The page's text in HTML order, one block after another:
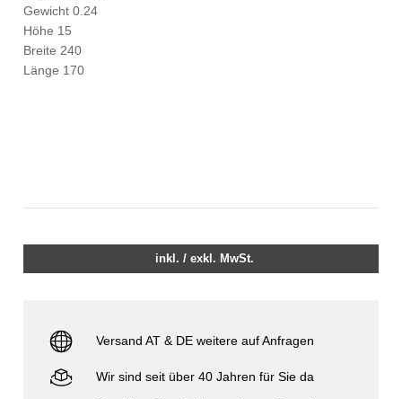
Gewicht 0.24
Höhe 15
Breite 240
Länge 170
inkl. / exkl. MwSt.
Versand AT & DE weitere auf Anfragen
Wir sind seit über 40 Jahren für Sie da